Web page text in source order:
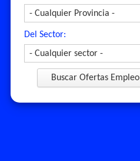
Del Sector:
Buscar Ofertas Empleo